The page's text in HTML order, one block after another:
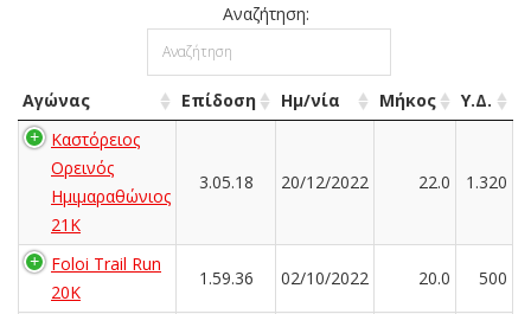
Αναζήτηση:
Αγώνας Επίδοση Ημ/νία Μήκος
Υ.Δ.
Καστόρειος
Ορεινός
Ημιμαραθώνιος
21Κ
3.05.18 20/12/2022 22.0 1.320
Foloi Trail Run
20K
1.59.36 02/10/2022 20.0 500